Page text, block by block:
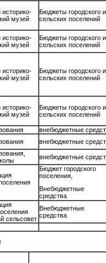
музей
Бюджеты городского и
сельских поселений
музей
Бюджеты городского и
сельских поселений
музей
Бюджеты городского и
сельских поселений
музей
Бюджеты городского и
сельских поселений
внебюджетные
внебюджетные
внебюджетные
Бюджет городского
поселения,
Внебюджетные
средства
сельсовет
Внебюджетные
средства